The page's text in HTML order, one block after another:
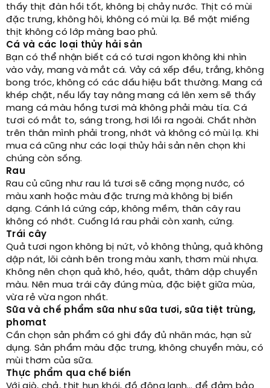
thấy thịt đàn hồi tốt, không bị chảy nước. Thịt có mùi
đặc trưng, không hôi, không có mùi lạ. Bề mặt miếng
thịt không có lớp màng bao phủ.
Cá và các loại thủy hải sản
Bạn có thể nhận biết cá có tươi ngon không khi nhìn
vào vảy, mang và mắt cá. Vảy cá xếp đều, trắng, không
bong tróc, không có các dấu hiệu bất thường. Mang cá
khép chặt, nếu lấy tay nâng mang cá lên xem sẽ thấy
mang cá màu hồng tươi mà không phải màu tía. Cá
tươi có mắt to, sáng trong, hơi lồi ra ngoài. Chất nhờn
trên thân mình phải trong, nhớt và không có mùi lạ. Khi
mua cá cũng như các loại thủy hải sản nên chọn khi
chúng còn sống.
Rau
Rau củ cũng như rau lá tươi sẽ căng mọng nước, có
màu xanh hoặc màu đặc trưng mà không bị biến
dạng. Cánh lá cứng cáp, không mềm, thân cây rau
không có nhớt. Cuống lá rau phải còn xanh, cứng.
Trái cây
Quả tươi ngon không bị nứt, vỏ không thủng, quả không
dập nát, lõi cành bên trong màu xanh, thơm mùi nhựa.
Không nên chọn quả khô, héo, quắt, thâm dập chuyển
màu. Nên mua trái cây đúng mùa, đặc biệt giữa mùa,
vừa rẻ vừa ngon nhất.
Sữa và chế phẩm sữa như sữa tươi, sữa tiệt trùng,
phomat
Cần chọn sản phẩm có ghi đầy đủ nhãn mác, hạn sử
dụng. Sản phẩm màu đặc trưng, không chuyển màu, có
mùi thơm của sữa.
Thực phẩm qua chế biến